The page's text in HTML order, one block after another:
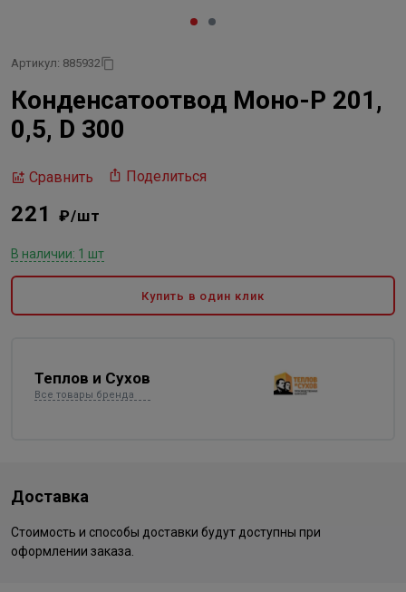
Артикул: 885932
Конденсатоотвод Моно-Р 201,
0,5, D 300
Сравнить Поделиться
221 ₽/шт
В наличии: 1 шт
Купить в один клик
Теплов и Сухов
Все товары бренда
Доставка
Стоимость и способы доставки будут доступны при
оформлении заказа.